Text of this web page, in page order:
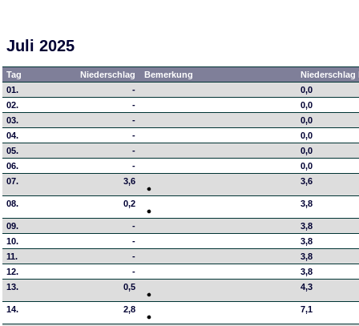
Juli 2025
Tag Niederschlag Bemerkung
01.
-
0,0
02.
-
0,0
03.
-
0,0
04.
-
0,0
05.
-
0,0
06.
-
0,0
07.
3,6 3,6
08. 0,2 3,8
09. -
3,8
10.
-
3,8
11.
-
3,8
12.
-
3,8
13.
0,5 4,3
14. 2,8 7,1